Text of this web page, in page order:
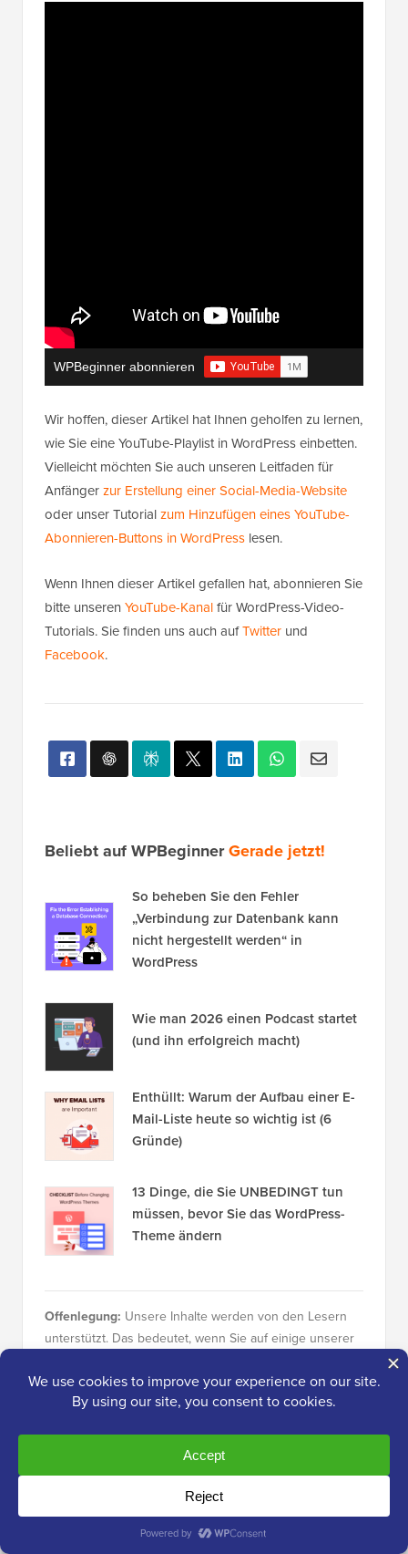
WPBeginner abonnieren
Wir hoffen, dieser Artikel hat Ihnen geholfen zu lernen,
wie Sie eine YouTube-Playlist in WordPress einbetten.
Vielleicht möchten Sie auch unseren Leitfaden für
Anfängerzur Erstellung einer Social-Media-Website
oder unser Tutorialzum Hinzufügen eines YouTube-
Abonnieren-Buttons in WordPress lesen.
Wenn Ihnen dieser Artikel gefallen hat, abonnieren Sie
bitte unseren YouTube-Kanalfür WordPress-Video-
Tutorials. Sie finden uns auch aufTwitter und
Facebook.
Beliebt auf WPBeginnerGerade jetzt!
So beheben Sie den Fehler
„Verbindung zur Datenbank kann
nicht hergestellt werden“ in
WordPress
Wie man 2026 einen Podcast startet
(und ihn erfolgreich macht)
Enthüllt: Warum der Aufbau einer E-
Mail-Liste heute so wichtig ist (6
Gründe)
13 Dinge, die Sie UNBEDINGT tun
müssen, bevor Sie das WordPress-
Theme ändern
Offenlegung: Unsere Inhalte werden von den Lesern
unterstützt. Das bedeutet, wenn Sie auf einige unserer
Sehen Sie, wie WPBeginner finanziert wird, warum das
wichtig ist und wie Sie uns unterstützen können. Hier ist
Über das Redaktionsteam